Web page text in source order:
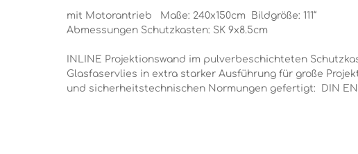
mit Motorantrieb Maße: 240x150cm Bildgröße: 111“
Abmessungen Schutzkasten: SK 9x8.5cm
INLINE Projektionswand im pulverbeschichteten
Glasfaservlies in extra starker Ausführung für große
und sicherheitstechnischen Normungen gefertigt: DIN EN